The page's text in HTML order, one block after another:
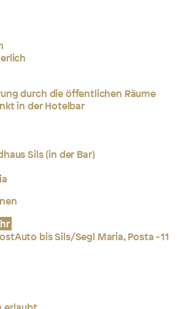
durch die öffentlichen Räume
in der Hotelbar
Sils (in der Bar)
bis Sils/Segl Maria, Posta - 11